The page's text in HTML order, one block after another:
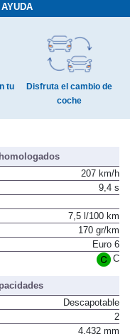
tu
Disfruta el cambio de
coche
207 km/h
9,4 s
7,5 l/100 km
170 gr/km
Euro 6
C
Descapotable
2
4.432 mm